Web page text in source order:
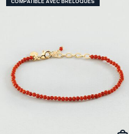
COMPATIBLE AVEC BRELOQUES